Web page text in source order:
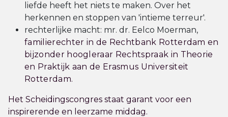
liefde heeft het niets te maken. Over het
herkennen en stoppen van 'intieme terreur'.
rechterlijke macht: mr. dr. Eelco Moerman,
familierechter in de Rechtbank Rotterdam en
bijzonder hoogleraar Rechtspraak in Theorie
en Praktijk aan de Erasmus Universiteit
Rotterdam.
Het Scheidingscongres staat garant voor een
inspirerende en leerzame middag.